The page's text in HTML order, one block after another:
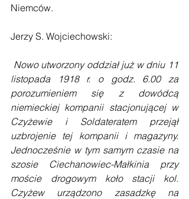
Niemców.
Jerzy S. Wojciechowski:
Nowo utworzony oddział już w dniu 11
listopada 1918 r. o godz. 6.00 za
porozumieniem się z dowódcą
niemieckiej kompanii stacjonującej w
Czyżewie i Soldateratem przejął
uzbrojenie tej kompanii i magazyny.
Jednocześnie w tym samym czasie na
szosie Ciechanowiec-Małkinia przy
moście drogowym koło stacji kol.
Czyżew urządzono zasadzkę na